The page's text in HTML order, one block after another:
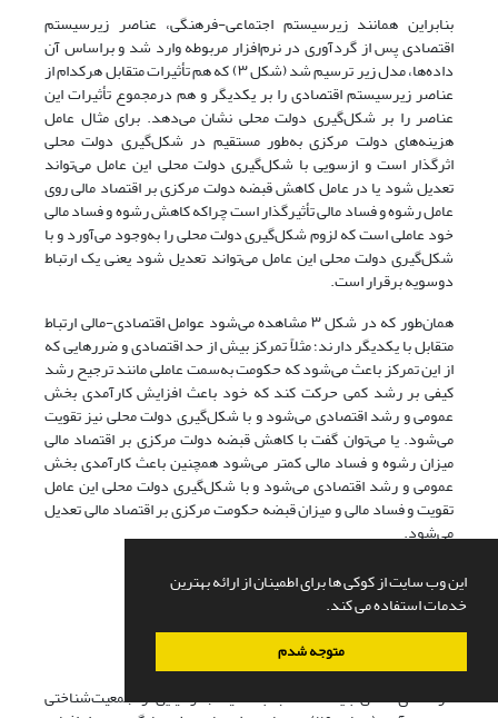
این وب سایت از کوکی ها برای اطمینان از ارائه بهترین
خدمات استفاده می کند.
متوجه شدم
بنابراین همانند زیرسیستم اجتماعی-فرهنگی، عناصر زیرسیستم
اقتصادی پس از گردآوری در نرم‌افزار مربوطه وارد شد و براساس آن
داده‌ها، مدل زیر ترسیم شد (شکل ۳) که هم تأثیرات متقابل هرکدام از
عناصر زیرسیستم اقتصادی را بر یکدیگر و هم درمجموع تأثیرات این
عناصر را بر شکل‌گیری دولت محلی نشان‌ می‌دهد. برای مثال عامل
هزینه‌های دولت مرکزی به‌طور مستقیم در شکل‌گیری دولت محلی
اثرگذار است و از‌سویی با شکل‌گیری دولت محلی این عامل می‌تواند
تعدیل شود یا در عامل کاهش قبضه دولت مرکزی بر اقتصاد مالی روی
عامل رشوه و فساد مالی تأثیرگذار است چراکه کاهش رشوه و فساد مالی
خود عاملی است که لزوم شکل‌گیری دولت محلی را به‌وجود می‌آورد و با
شکل‌گیری دولت محلی این عامل می‌تواند تعدیل شود یعنی یک ارتباط
دوسویه برقرار است.
همان‌طور که در شکل ۳ مشاهده می‌شود عوامل اقتصادی-مالی ارتباط
متقابل با یکدیگر دارند؛ مثلاً تمرکز بیش از حد اقتصادی و ضررهایی که
از این تمرکز باعث می‌شود که حکومت به‌سمت عاملی مانند ترجیح رشد
کیفی بر رشد کمی حرکت کند که خود باعث افزایش کارآمدی بخش
عمومی و رشد اقتصادی می‌شود و با شکل‌گیری دولت محلی نیز تقویت
می‌شود. یا می‌توان گفت با کاهش قبضه دولت مرکزی بر اقتصاد مالی
میزان رشوه و فساد مالی کمتر می‌شود همچنین باعث کارآمدی بخش
عمومی و رشد اقتصادی می‌شود و با شکل‌گیری دولت محلی این عامل
تقویت و فساد مالی و میزان قبضه حکومت مرکزی بر اقتصاد مالی تعدیل
می‌شود.
شکل ۳. زیرسیستم اقتصادی-‌مالی
مأخذ:همان.
دولت‌های محلی باید متناسب با محیط جغرافیایی و جمعیت‌شناختی